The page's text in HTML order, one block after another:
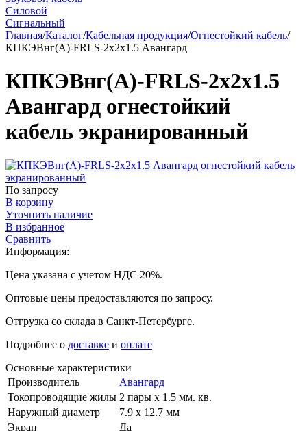
Силовой
Сигнальный
Главная/Каталог/Кабельная продукция/Огнестойкий кабель/
КПКЭВнг(А)-FRLS-2х2х1.5 Авангард
КПКЭВнг(А)-FRLS-2х2х1.5
Авангард огнестойкий
кабель экранированный
По запросу
В корзину
Уточнить наличие
В избранное
Сравнить
Информация:
Цена указана с учетом НДС 20%.
Оптовые цены предоставляются по запросу.
Отгрузка со склада в Санкт-Петербурге.
Подробнее о доставке и оплате
Основные характеристики
Производитель
Авангард
Токопроводящие жилы 2 пары х 1.5 мм. кв.
Наружный диаметр
7.9 х 12.7 мм
Экран
Да